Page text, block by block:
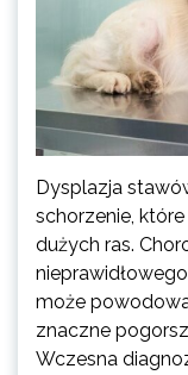
Dysplazja
schorzenie,
dużych ras.
może
znaczne
Wczesna